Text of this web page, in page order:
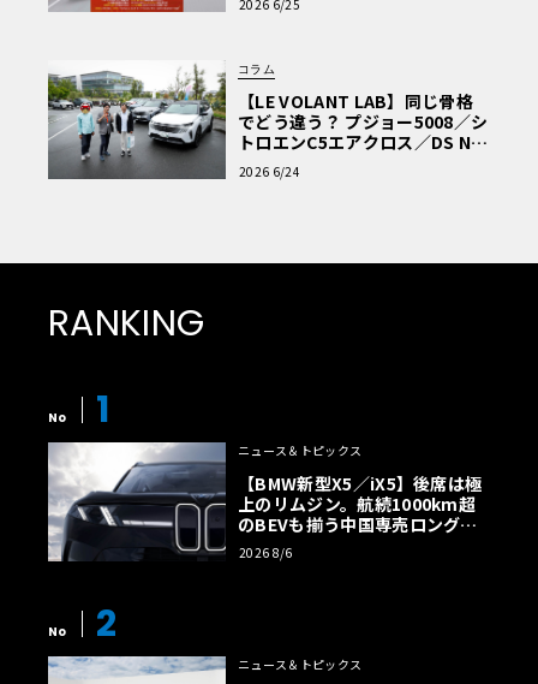
2026 6/25
コラム
【LE VOLANT LAB】同じ骨格
でどう違う？ プジョー5008／シ
トロエンC5エアクロス／DS Nº4
読者一気乗りレポート
2026 6/24
RANKING
No 1
ニュース＆トピックス
【BMW新型X5／iX5】後席は極
上のリムジン。航続1000km超
のBEVも揃う中国専売ロング仕
様の全貌
2026 8/6
No 2
ニュース＆トピックス